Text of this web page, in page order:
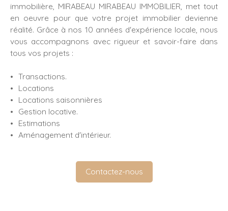
immobilière, MIRABEAU MIRABEAU IMMOBILIER, met tout
en oeuvre pour que votre projet immobilier devienne
réalité. Grâce à nos 10 années d'expérience locale, nous
vous accompagnons avec rigueur et savoir-faire dans
tous vos projets :
Transactions.
Locations
Locations saisonnières
Gestion locative.
Estimations
Aménagement d'intérieur.
Contactez-nous